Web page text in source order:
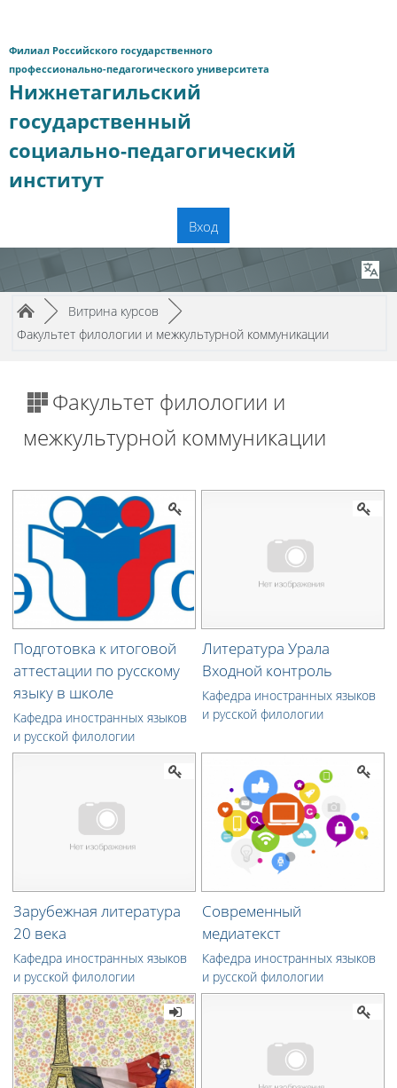
Филиал Российского государственного
профессионально-педагогического университета
Нижнетагильский
государственный
социально-педагогический
институт
Вход
Путь к странице
/► Витрина курсов /►
Факультет филологии и межкультурной коммуникации
Факультет филологии и
межкультурной коммуникации
Подготовка к итоговой
аттестации по русскому
языку в школе
Кафедра иностранных языков
и русской филологии
Литература Урала
Входной контроль
Кафедра иностранных языков
и русской филологии
Зарубежная литература
20 века
Кафедра иностранных языков
и русской филологии
Современный
медиатекст
Кафедра иностранных языков
и русской филологии